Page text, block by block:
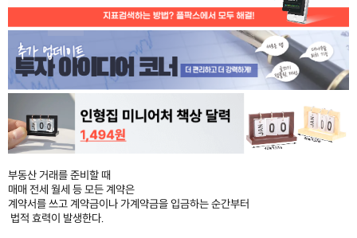
부동산 거래를 준비할 때
매매 전세 월세 등 모든 계약은
계약서를 쓰고 계약금이나 가계약금을 입금하는 순간부터
법적 효력이 발생한다.